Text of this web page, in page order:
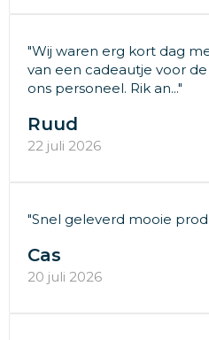
"Wij waren erg kort dag
van een cadeautje voor
ons personeel. Rik an..."
Ruud
22 juli 2026
"Snel geleverd mooie
Cas
20 juli 2026